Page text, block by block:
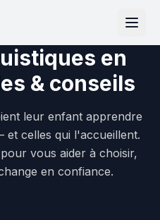
en
& conseils
leur enfant apprendre
celles qui l'accueillent.
vous aider à choisir,
en confiance.